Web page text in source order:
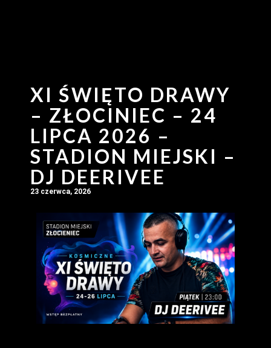
XI ŚWIĘTO DRAWY
– ZŁOCINIEC – 24
LIPCA 2026 –
STADION MIEJSKI –
DJ DEERIVEE
23 czerwca, 2026